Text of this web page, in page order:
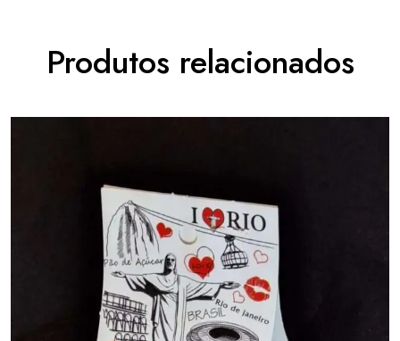
Produtos relacionados